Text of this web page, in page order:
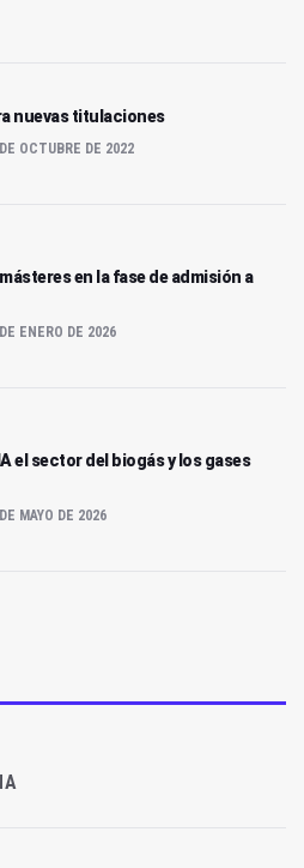
nuevas titulaciones
OCTUBRE DE 2022
en la fase de admisión a
ENERO DE 2026
el sector del biogás y los gases
MAYO DE 2026